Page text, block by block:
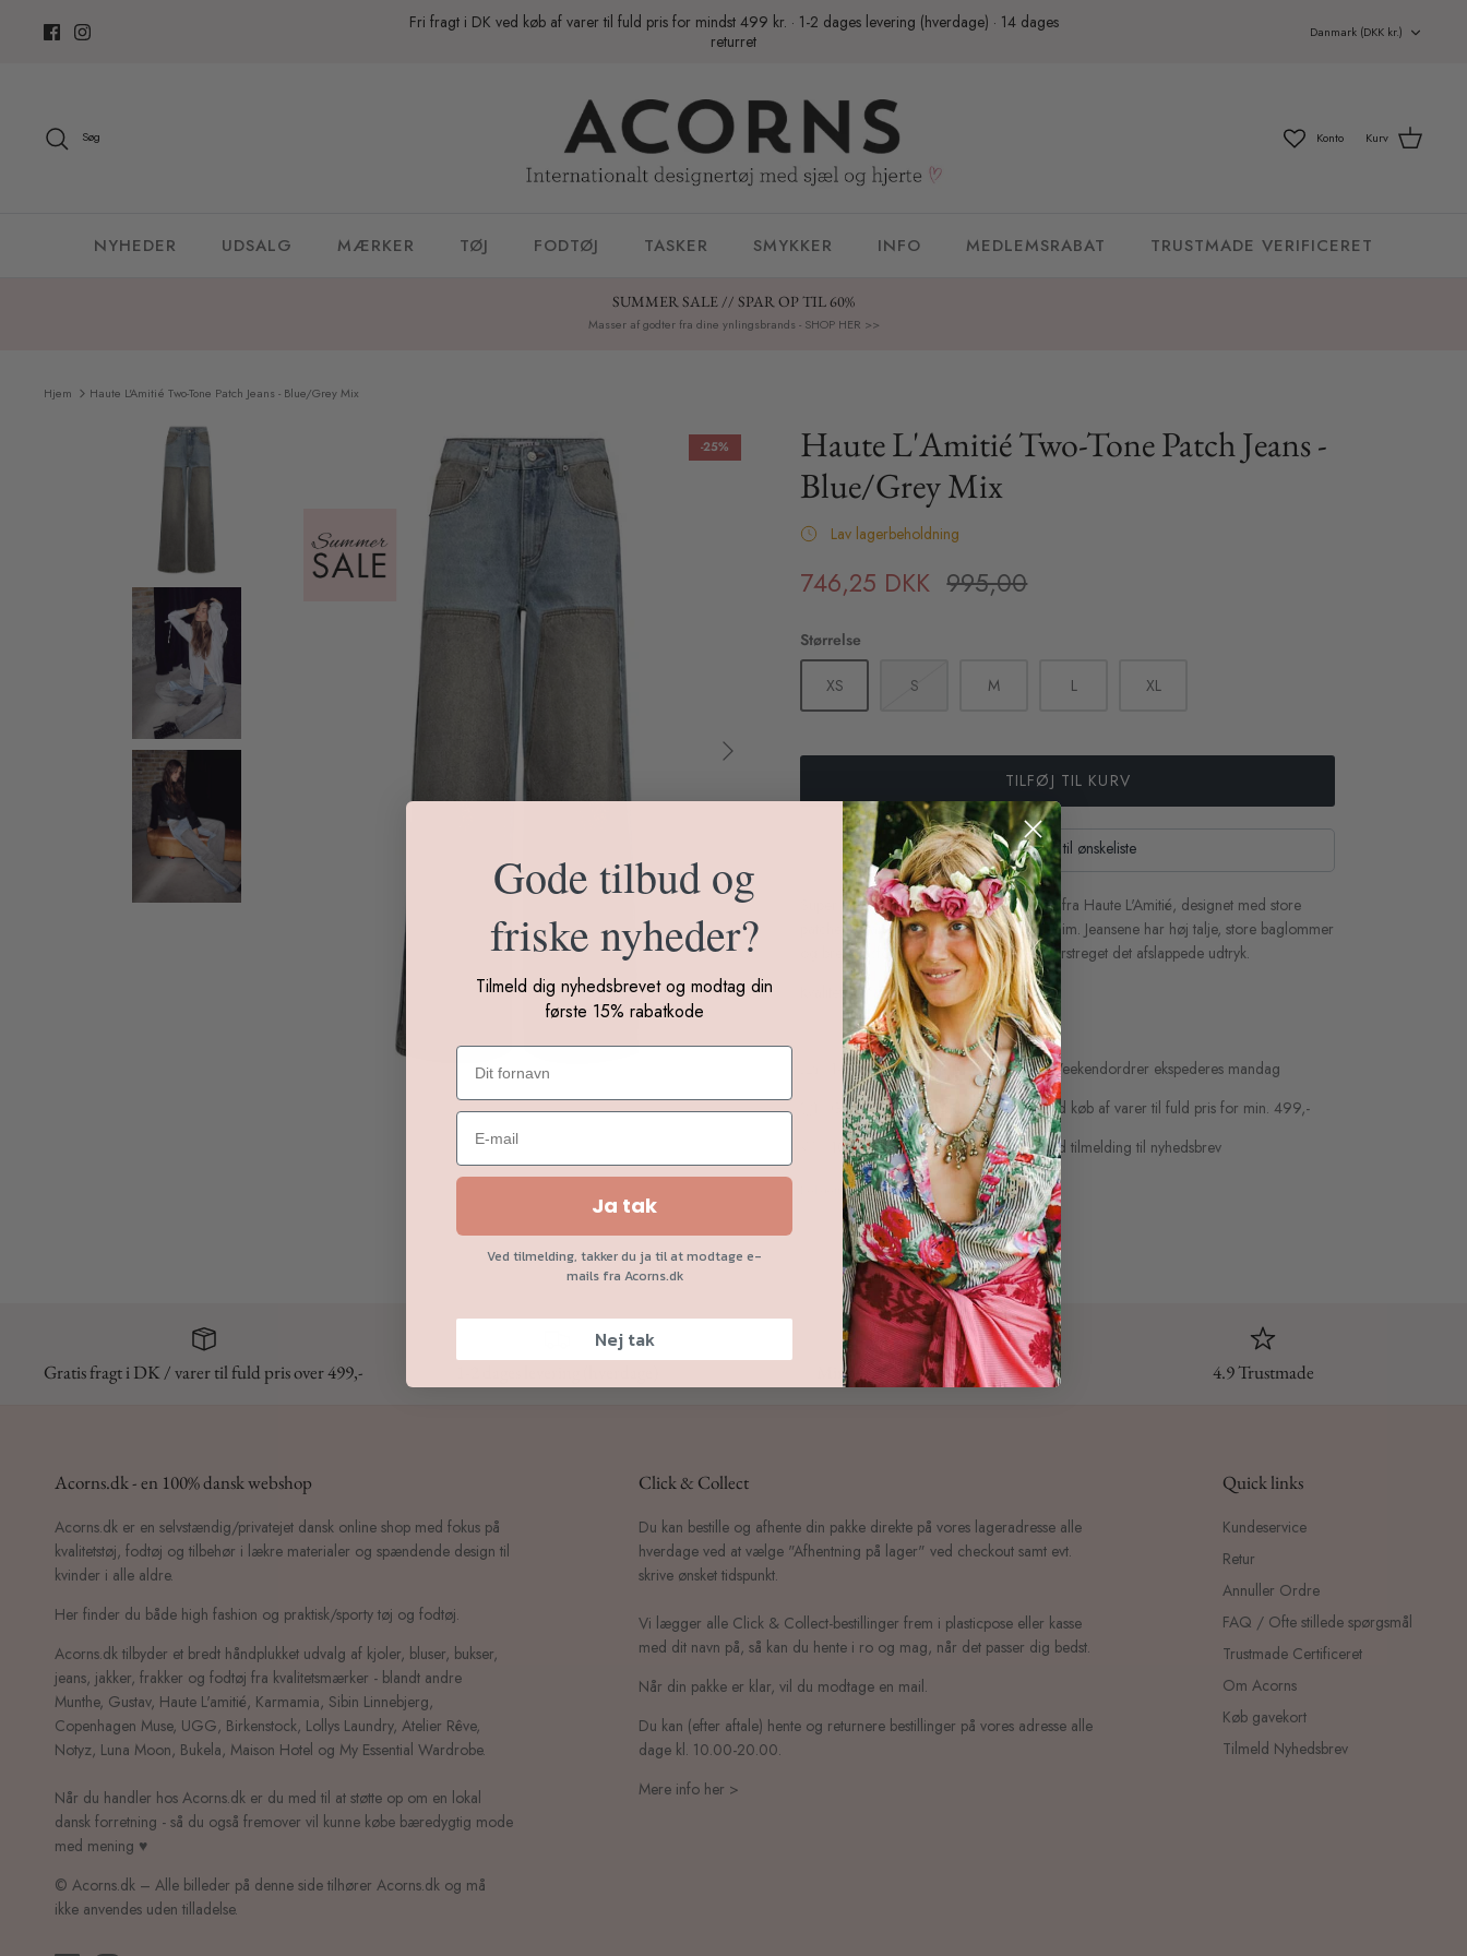
Fri fragt i DK ved køb af varer til fuld pris for mindst 499 kr. · 1-2 dages levering (hverdage) · 14 dages
returret
Valuta
Danmark (DKK kr.)
Søg Konto Kurv
NYHEDER UDSALG MÆRKER TØJ FODTØJ TASKER SMYKKER INFO MEDLEMSRABAT TRUSTMADE VERIFICERET
SUMMER SALE // SPAR OP TIL 60%
Masser af godter fra dine ynlingsbrands - SHOP HER >>
Hjem Haute L'Amitié Two-Tone Patch Jeans - Blue/Grey Mix
-25%
Haute L'Amitié Two-Tone Patch Jeans -
Blue/Grey Mix
Lav lagerbeholdning
746,25 DKK 995,00
Størrelse
XS S M L XL
TILFØJ TIL KURV
Tilføj til ønskeliste
Super cool løstsiddende Two-Tone jeans fra Haute L'Amitié, designet med store
patches foran i grå på vasket bomuldsdenim. Jeansene har høj talje, store baglommer
og bred pasform med lige ben, der understreget det afslappede udtryk.
Kvalitet: 85% bomuld og 15% polyester.
1-2 dages levering på hverdage / Weekendordrer ekspederes mandag
Gratis levering til pakkeshop i DK ved køb af varer til fuld pris for min. 499,-
10-15% rabat på varer til fuld pris ved tilmelding til nyhedsbrev
Del dette: Del Tweet
Gratis fragt i DK / varer til fuld pris over 499,- Mindst 10% medlemsrabat 4.9 Trustmade
Acorns.dk - en 100% dansk webshop
Acorns.dk er en selvstændig/privatejet dansk online shop med fokus på
kvalitetstøj, fodtøj og tilbehør i lækre materialer og spændende design til
kvinder i alle aldre.
Her finder du både high fashion og praktisk/sporty tøj og fodtøj.
Acorns.dk tilbyder et bredt håndplukket udvalg af kjoler, bluser, bukser,
jeans, jakker, frakker og fodtøj fra kvalitetsmærker - blandt andre
Munthe, Gustav, Haute L'amitié, Karmamia, Sibin Linnebjerg,
Copenhagen Muse, UGG, Birkenstock, Lollys Laundry, Atelier Rêve,
Notyz, Luna Moon, Bukela, Maison Hotel og My Essential Wardrobe.
Når du handler hos Acorns.dk er du med til at støtte op om en lokal
dansk forretning - så du også fremover vil kunne købe bæredygtig mode
med mening ♥
© Acorns.dk – Alle billeder på denne side tilhører Acorns.dk og må
ikke anvendes uden tilladelse.
Click & Collect
Du kan bestille og afhente din pakke direkte på vores lageradresse alle
hverdage ved at vælge "Afhentning på lager" ved checkout samt evt.
skrive ønsket tidspunkt.
Vi lægger alle Click & Collect-bestillinger frem i plasticpose eller kasse
med dit navn på, så kan du hente i ro og mag, når det passer dig bedst.
Når din pakke er klar, vil du modtage en mail.
Du kan (efter aftale) hente og returnere bestillinger på vores adresse alle
dage kl. 10.00-20.00.
Mere info her >
Quick links
Kundeservice
Retur
Annuller Ordre
FAQ / Ofte stillede spørgsmål
Trustmade Certificeret
Om Acorns
Køb gavekort
Tilmeld Nyhedsbrev
Gode tilbud og
friske nyheder?
Tilmeld dig nyhedsbrevet og modtag din
første 15% rabatkode
Ja tak
Ved tilmelding, takker du ja til at modtage e-
mails fra Acorns.dk
Nej tak